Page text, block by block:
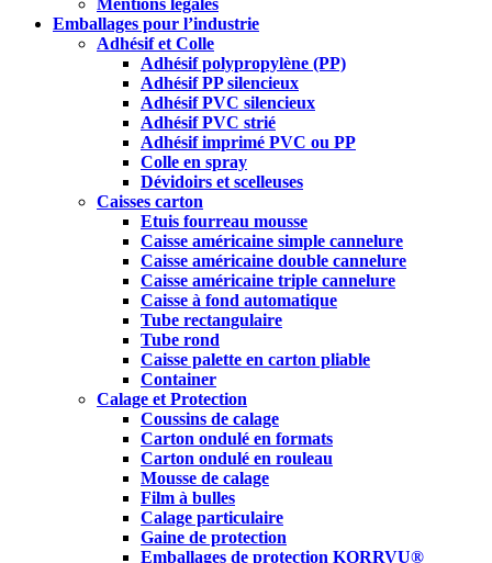
Mentions légales
Emballages pour l’industrie
Adhésif et Colle
Adhésif polypropylène (PP)
Adhésif PP silencieux
Adhésif PVC silencieux
Adhésif PVC strié
Adhésif imprimé PVC ou PP
Colle en spray
Dévidoirs et scelleuses
Caisses carton
Etuis fourreau mousse
Caisse américaine simple cannelure
Caisse américaine double cannelure
Caisse américaine triple cannelure
Caisse à fond automatique
Tube rectangulaire
Tube rond
Caisse palette en carton pliable
Container
Calage et Protection
Coussins de calage
Carton ondulé en formats
Carton ondulé en rouleau
Mousse de calage
Film à bulles
Calage particulaire
Gaine de protection
Emballages de protection KORRVU®